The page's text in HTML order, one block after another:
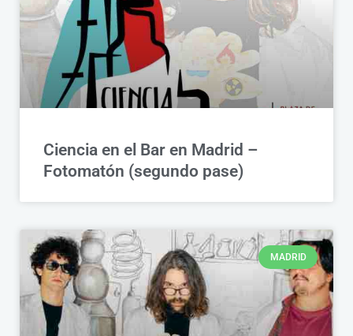
Ciencia en el Bar en Madrid –
Fotomatón (segundo pase)
MADRID